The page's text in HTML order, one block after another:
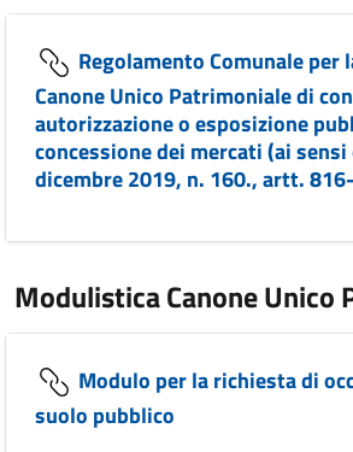
Regolamento Comunale per
Canone Unico Patrimoniale di
autorizzazione o esposizione
concessione dei mercati (ai sensi
dicembre 2019, n. 160., artt.
Modulistica Canone Unico
Modulo per la richiesta di
suolo pubblico